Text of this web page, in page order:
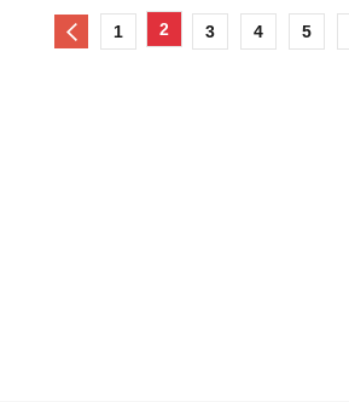
1 2 3 4 5